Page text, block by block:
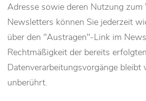
Adresse sowie deren Nutzung zum
Newsletters können Sie jederzeit
über den "Austragen"-Link im
Rechtmäßigkeit der bereits erfolgten
Datenverarbeitungsvorgänge
unberührt.